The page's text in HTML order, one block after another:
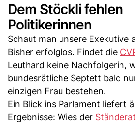
Dem Stöckli fehlen
Politikerinnen
Schaut man unsere Exekutive
Bisher erfolglos. Findet die
Leuthard keine Nachfolgerin,
bundesrätliche Septett bald
einzigen Frau bestehen.
Ein Blick ins Parlament liefert
Ergebnisse: Wies der Ständerat